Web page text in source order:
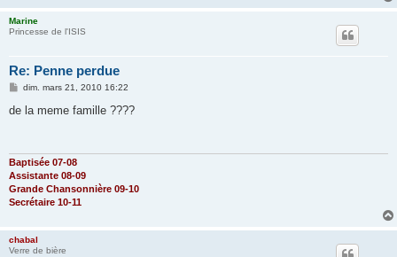
Marine
Princesse de l'ISIS
Re: Penne perdue
M
s
dim. mars 21, 2010 16:22
de la meme famille ????
Baptisée 07-08
Assistante 08-09
Grande Chansonnière 09-10
Secrétaire 10-11
chabal
Verre de bière